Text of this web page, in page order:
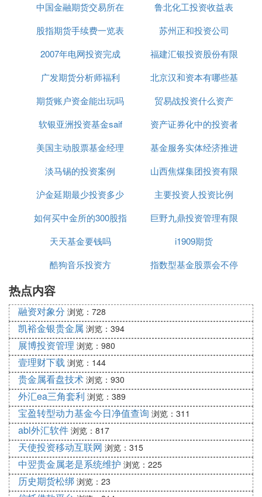
Aud. auditor 审计员、审计师
Av. average 平均值
a.w. all wool 纯羊毛
BA bank acceptance 银行承兑汇票
banky. bankruptcy 破产、倒闭
Bat battery 电池
B.B., B/B bill book 出纳簿
B/B bill bought 买入票据、买入汇票
b&b bed & breakfast 住宿费和早餐费
b.c. blind 密送的副本
B/C bills for collection 托收汇票
B.C. bank clearing 银行清算
B/D bills discounted 已贴现票据
B/D bank draft 银行汇票
b.d.i. both dates inclusive, both days inclusive 包括
头尾两天
B/E bill of entry 报关单
b.e., B/E bill of exchange 汇票
BEP breakeven point 保本点、盈亏临界点
b/f brought forward 承前
BF bonded factory 保税工厂
Bfcy. Beneficiary 受益人
B/G, b/g bonded goods 保税货物
BHC Bank Holding Company 银行控股公司
BIS Bank of International Settlements 国际清算银行
. A. chartered accountant; chief accountant 特许会
计师、主任（主管)会计师
C. A. commercial agent 商业代理、代理商
C. A. consumers' association 消费者协会
C/A capital account 资本帐户
中国金融期货交易所在
上海
鲁北化工投资收益表
股指期货手续费一览表
2019
苏州正和投资公司
2007年电网投资完成
福建汇银投资股份有限
公司
广发期货分析师福利
北京汉和资本有哪些基
金
期货账户资金能出玩吗
贸易战投资什么资产
软银亚洲投资基金saif
资产证券化中的投资者
美国主动股票基金经理
基金服务实体经济推进
会议
淡马锡的投资案例
山西焦煤集团投资有限
公司董事长
沪金延期最少投资多少
主要投资人投资比例
如何买中金所的300股指
期货
巨野九鼎投资管理有限
公司
天天基金要钱吗
i1909期货
酷狗音乐投资方
指数型基金股票会不停
热点内容
融资对象分 浏览：728
凯裕金银贵金属 浏览：394
展博投资管理 浏览：980
壹理财下载 浏览：144
贵金属看盘技术 浏览：930
外汇ea三角套利 浏览：389
宝盈转型动力基金今日净值查询 浏览：311
abl外汇软件 浏览：817
天使投资移动互联网 浏览：315
中翌贵金属老是系统维护 浏览：225
历史期货松绑 浏览：23